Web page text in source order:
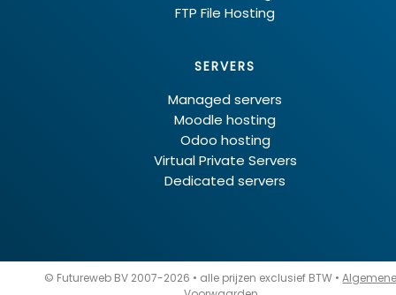
FTP File Hosting
SERVERS
Managed servers
Moodle hosting
Odoo hosting
Virtual Private Servers
Dedicated servers
© Futureweb BV 2007-2026 • alle prijzen exclusief BTW •